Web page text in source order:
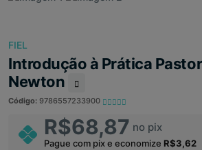
FIEL
Introdução à Prática
Newton
Código: 9786557233900
R$68,87 no pix
Pague com pix e economize R$3,62